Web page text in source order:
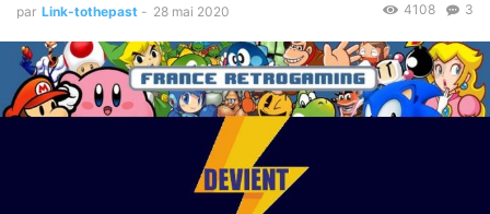
par Link-tothepast - 28 mai 2020 3
4108